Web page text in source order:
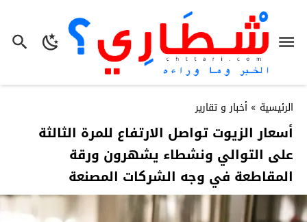
الرئيسية » أخبار و تقارير
أسعار الزيوت تواصل الارتفاع للمرة الثالثة
على التوالي ونشطاء يشهرون ورقة
المقاطعة في وجه الشركات المصنعة